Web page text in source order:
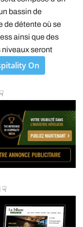
bassin de
de détente où se
ainsi que des
niveaux seront
On
☟